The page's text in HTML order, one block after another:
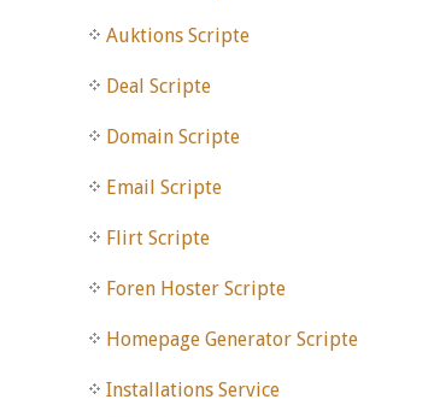
Auktions Scripte
Deal Scripte
Domain Scripte
Email Scripte
Flirt Scripte
Foren Hoster Scripte
Homepage Generator Scripte
Installations Service